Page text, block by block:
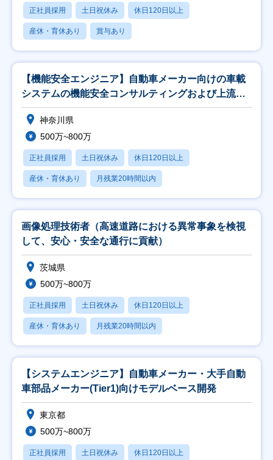
正社員採用 土日祝休み 休日120日以上
産休・育休あり 賞与あり
【機能安全エンジニア】自動車メーカー向けの車載
システムの機能安全コンサルティングおよび上流設
計支援
神奈川県
500万~800万
正社員採用 土日祝休み 休日120日以上
産休・育休あり 月残業20時間以内
画像処理技術者（高速道路における異常事象を検視
して、安心・安全な通行に貢献）
茨城県
500万~800万
正社員採用 土日祝休み 休日120日以上
産休・育休あり 月残業20時間以内
【システムエンジニア】自動車メーカー・大手自動
車部品メーカー(Tier1)向けモデルベース開発
東京都
500万~800万
正社員採用 土日祝休み 休日120日以上